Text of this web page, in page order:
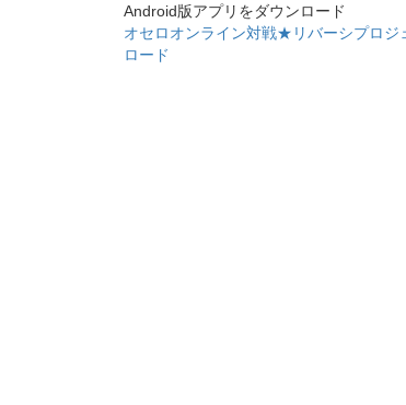
Android版アプリをダウンロード
オセロオンライン対戦★リバーシプロジ
ロード